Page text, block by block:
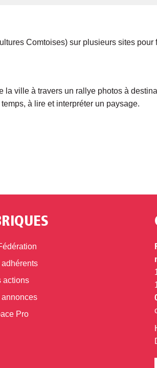
Comtoises) sur plusieurs sites
ville à travers un rallye photos à
à lire et interpréter un paysage.
adhérents
actions
annonces
Pro